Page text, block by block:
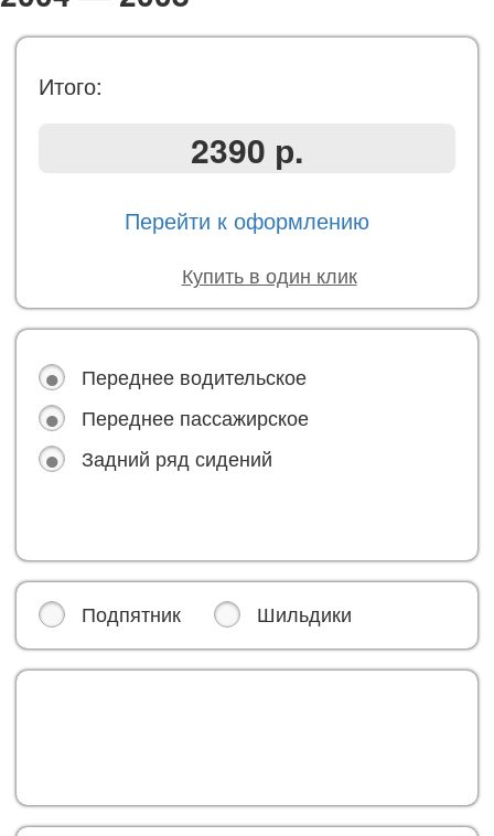
Итого:
2390 р.
Перейти к оформлению
Купить в один клик
Переднее водительское
Переднее пассажирское
Задний ряд сидений
Подпятник Шильдики